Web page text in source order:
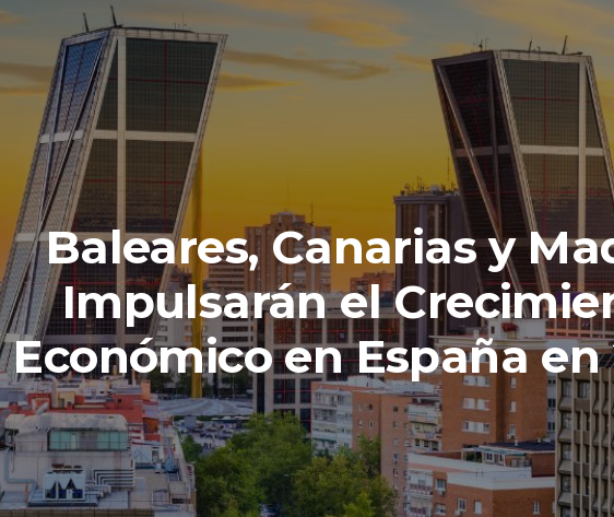
Baleares, Canarias y
Impulsarán el
Económico en España en